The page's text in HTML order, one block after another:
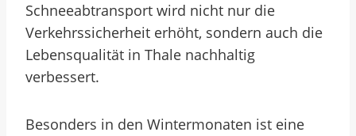
Schneeabtransport wird nicht nur die
Verkehrssicherheit erhöht, sondern auch die
Lebensqualität in Thale nachhaltig
verbessert.
Besonders in den Wintermonaten ist eine